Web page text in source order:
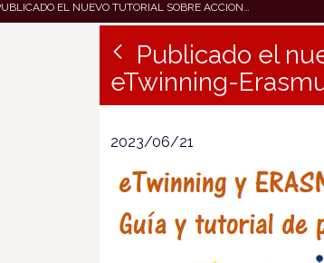
EL NUEVO TUTORIAL SOBRE ACCIONES CONECTADAS ETWINNING-ERASMUS+
Publicado el
eTwinning-
2023/06/21